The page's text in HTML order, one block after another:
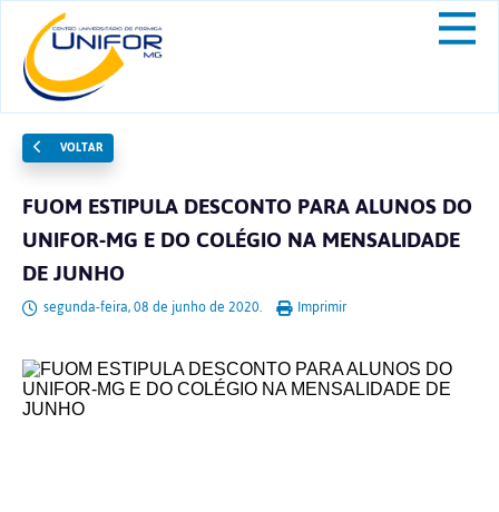
VOLTAR
FUOM ESTIPULA DESCONTO PARA ALUNOS DO
UNIFOR-MG E DO COLÉGIO NA MENSALIDADE
DE JUNHO
segunda-feira, 08 de junho de 2020. Imprimir